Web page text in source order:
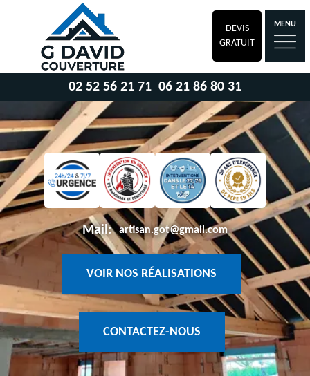
DEVIS
GRATUIT
MENU
02 52 56 21 71 06 21 86 80 31
Mail: artisan.got@gmail.com
VOIR NOS RÉALISATIONS
CONTACTEZ-NOUS